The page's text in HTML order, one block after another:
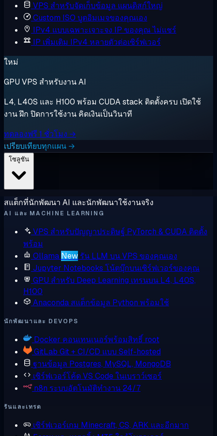
VPS สำหรับจัดเก็บข้อมูล แผนดิสก์ใหญ่
Custom ISO บูตอิมเมจของคุณเอง
IPv4 แบบเฉพาะเจาะจง IP ของคุณ ไม่แชร์
IP เพิ่มเติม IPv4 หลายตัวต่อเซิร์ฟเวอร์
ใหม่
GPU VPS สำหรับงาน AI
L4, L40S และ H100 พร้อม CUDA stack ติดตั้งครบ เปิดใช้
งาน ฝึก ปิดการใช้งาน คิดเงินเป็นวินาที
ทดลองฟรี 1 ชั่วโมง →
เปรียบเทียบทุกแผน →
สแต็กที่นักพัฒนา AI และนักพัฒนาใช้งานจริง
AI และ MACHINE LEARNING
VPS สำหรับปัญญาประดิษฐ์ PyTorch & CUDA ติดตั้ง
พร้อม
Ollama New รัน LLM บน VPS ของคุณเอง
Jupyter Notebooks โน้ตบุ๊กบนเซิร์ฟเวอร์ของคุณ
GPU สำหรับ Deep Learning เทรนบน L4, L40S,
H100
Anaconda สแต็กข้อมูล Python พร้อมใช้
นักพัฒนาและ DEVOPS
Docker คอนเทนเนอร์พร้อมสิทธิ์ root
GitLab Git + CI/CD แบบ Self-hosted
ฐานข้อมูล Postgres, MySQL, MongoDB
เซิร์ฟเวอร์โค้ดVS Code ในเบราว์เซอร์
n8n ระบบอัตโนมัติทำงาน 24/7
รันและเทรด
เซิร์ฟเวอร์เกม Minecraft, CS, ARK และอีกมาก